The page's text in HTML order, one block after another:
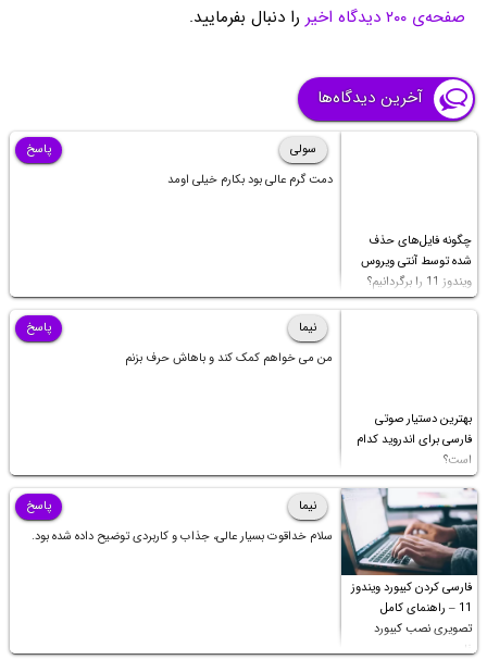
صفحه‌ی ۲۰۰ دیدگاه اخیر
را دنبال بفرمایید.
آخرین دیدگاه‌ها
چگونه فایل‌های حذف
شده توسط آنتی ویروس
ویندوز 11 را برگردانیم؟
سولی
دمت گرم عالی بود بکارم خیلی اومد
پاسخ
بهترین دستیار صوتی
فارسی برای اندروید کدام
است؟
نیما
من می خواهم کمک کند و باهاش حرف بزنم
پاسخ
فارسی کردن کیبورد ویندوز
11 – راهنمای کامل
تصویری نصب کیبورد
فارسی
نیما
سلام خداقوت بسیار عالی، جذاب و کاربردی توضیح داده شده بود.
پاسخ